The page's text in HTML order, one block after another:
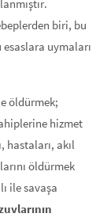
biri, bu
uymaları
öldürmek;
hizmet
hastaları, akıl
öldürmek
ile savaşa